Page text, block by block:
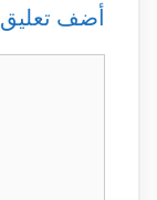
أضف تعليق